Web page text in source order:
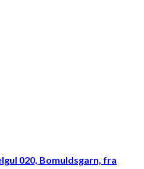
020, Bomuldsgarn, fra